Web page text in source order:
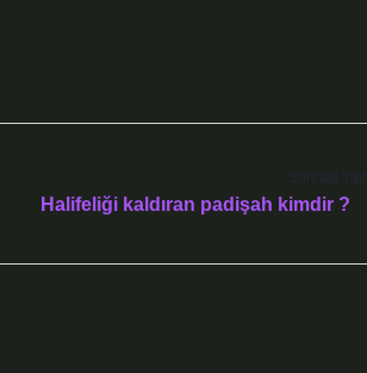
Sonraki
Halifeliği kaldıran padişah kimdir ?